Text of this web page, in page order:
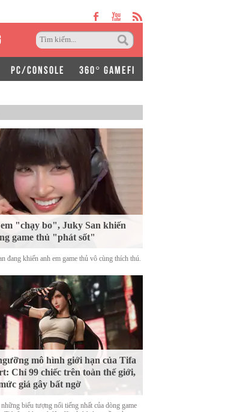
PC/CONSOLE 360° GAMEFI
"chạy bo", Juky San khiến
game thủ "phát sốt"
đang khiến anh em game thủ vô cùng thích thú.
mô hình giới hạn của Tifa
Chỉ 99 chiếc trên toàn thế giới,
giá gây bất ngờ
biểu tượng nổi tiếng nhất của dòng game